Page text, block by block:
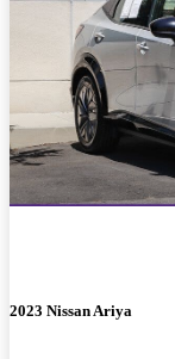
2023 Nissan Ariya